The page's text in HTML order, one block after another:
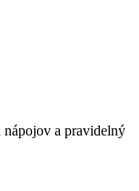
a pravidelný